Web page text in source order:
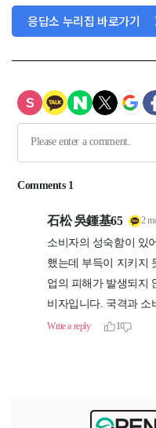
응답소 누리집 바로가기